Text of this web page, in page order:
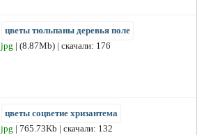
цветы тюльпаны деревья поле
jpg | (8.87Mb) | скачали: 176
цветы соцветие хризантема
jpg | 765.73Kb | скачали: 132